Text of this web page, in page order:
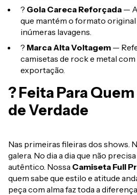
? Gola Careca Reforçada —
que mantém o formato
inúmeras lavagens.
? Marca Alta Voltagem —
camisetas de rock e metal com
exportação.
? Feita Para
de Verdade
Nas primeiras fileiras dos shows.
galera. No dia a dia que não
autêntico. Nossa Camiseta Full
quem sabe que estilo e atitude
peça com alma faz toda a diferença.